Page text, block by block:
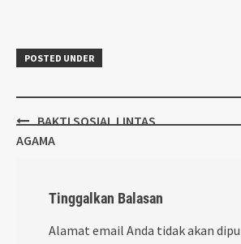
POSTED UNDER
Post
navigation
BAKTI SOSIAL LINTAS
AGAMA
Tinggalkan Balasan
Alamat email Anda tidak akan